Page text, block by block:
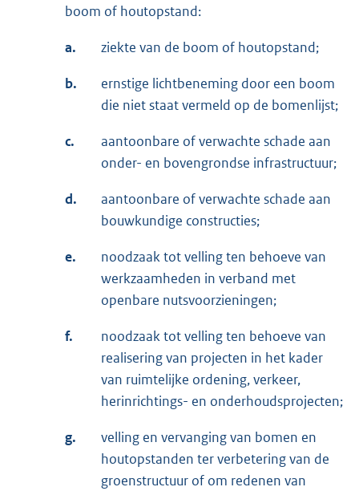
boom of houtopstand:
a. ziekte van de boom of houtopstand;
b.
ernstige lichtbeneming door een boom
die niet staat vermeld op de bomenlijst;
c.
aantoonbare of verwachte schade aan
onder- en bovengrondse infrastructuur;
d.
aantoonbare of verwachte schade aan
bouwkundige constructies;
e.
noodzaak tot velling ten behoeve van
werkzaamheden in verband met
openbare nutsvoorzieningen;
f.
noodzaak tot velling ten behoeve van
realisering van projecten in het kader
van ruimtelijke ordening, verkeer,
herinrichtings- en onderhoudsprojecten;
g.
velling en vervanging van bomen en
houtopstanden ter verbetering van de
groenstructuur of om redenen van